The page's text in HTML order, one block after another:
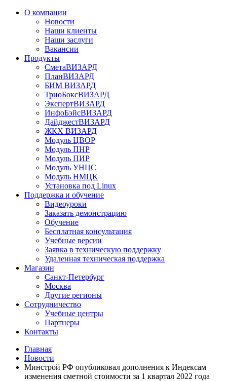
О компании
Новости
Наши клиенты
Наши заслуги
Вакансии
Продукты
СметаВИЗАРД
ПланВИЗАРД
БИМ ВИЗАРД
ТриоБоксВИЗАРД
ЭкспертВИЗАРД
ИнфоБэйсВИЗАРД
ДайджестВИЗАРД
ЖКХ ВИЗАРД
Модуль ЦВОР
Модуль ПНР
Модуль ПИР
Модуль УНЦС
Модуль НМЦК
Установка под Linux
Поддержка и обучение
Видеоуроки
Заказать демонстрацию
Обучение
Бесплатная консультация
Учебные версии
Заявка в техническую поддержку
Удаленная техническая поддержка
Магазин
Санкт-Петербург
Москва
Другие регионы
Сотрудничество
Учебные центры
Партнеры
Контакты
Главная
Новости
Минстрой РФ опубликовал дополнения к Индексам
изменения сметной стоимости за 1 квартал 2022 года